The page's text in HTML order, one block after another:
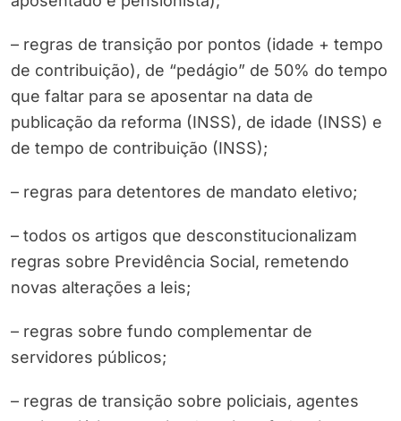
– regras de transição por pontos (idade + tempo
de contribuição), de “pedágio” de 50% do tempo
que faltar para se aposentar na data de
publicação da reforma (INSS), de idade (INSS) e
de tempo de contribuição (INSS);
– regras para detentores de mandato eletivo;
– todos os artigos que desconstitucionalizam
regras sobre Previdência Social, remetendo
novas alterações a leis;
– regras sobre fundo complementar de
servidores públicos;
– regras de transição sobre policiais, agentes